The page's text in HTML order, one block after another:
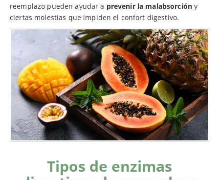
reemplazo pueden ayudar a prevenir la malabsorción y
ciertas molestias que impiden el confort digestivo.
Tipos de enzimas